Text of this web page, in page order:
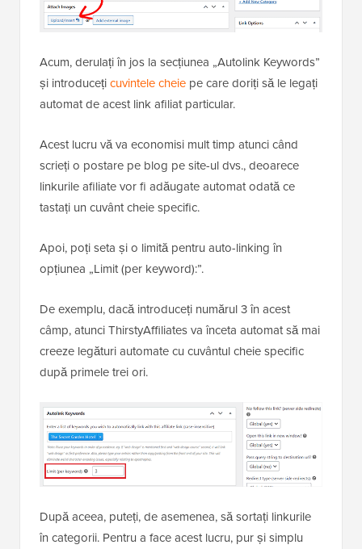
Acum, derulați în jos la secțiunea „Autolink Keywords”
și introducețicuvintele cheie pe care doriți să le legați
automat de acest link afiliat particular.
Acest lucru vă va economisi mult timp atunci când
scrieți o postare pe blog pe site-ul dvs., deoarece
linkurile afiliate vor fi adăugate automat odată ce
tastați un cuvânt cheie specific.
Apoi, poți seta și o limită pentru auto-linking în
opțiunea „Limit (per keyword):”.
De exemplu, dacă introduceți numărul 3 în acest
câmp, atunci ThirstyAffiliates va înceta automat să mai
creeze legături automate cu cuvântul cheie specific
după primele trei ori.
După aceea, puteți, de asemenea, să sortați linkurile
în categorii. Pentru a face acest lucru, pur și simplu